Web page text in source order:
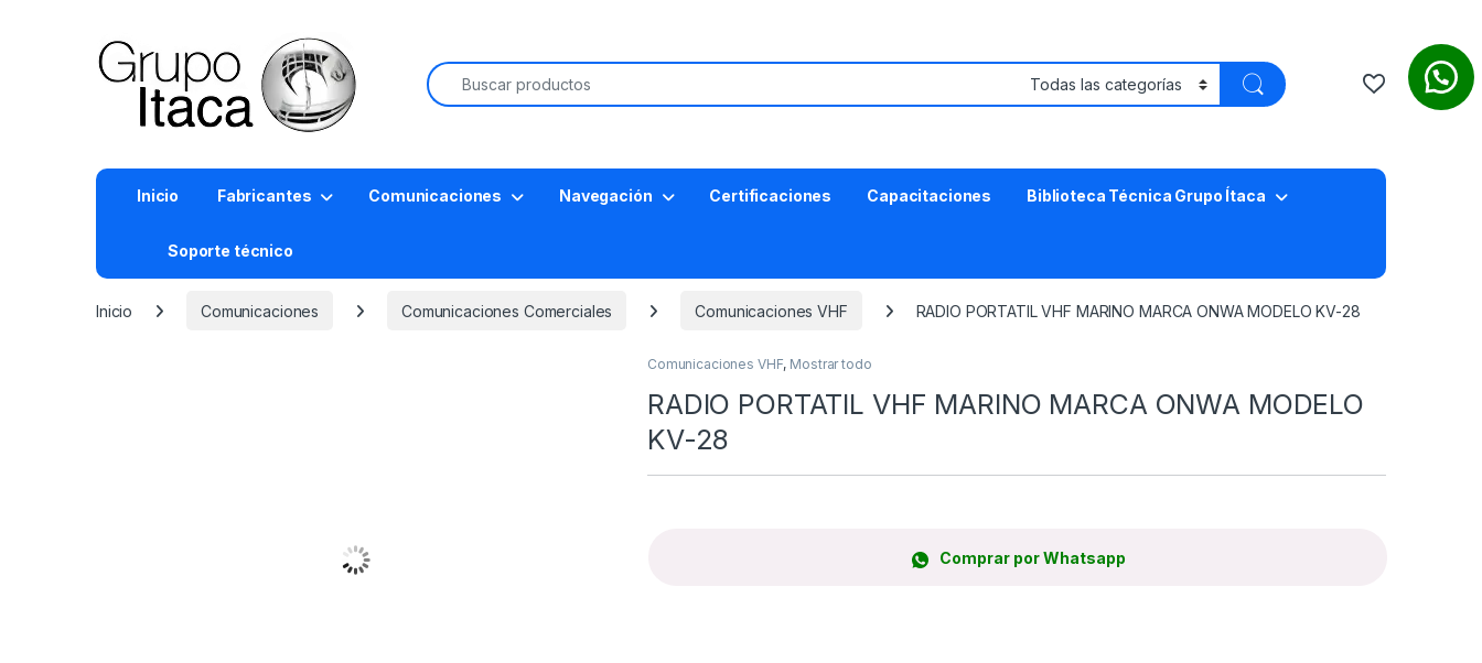
Buscar:
Inicio Fabricantes Comunicaciones Navegación Certificaciones Capacitaciones Biblioteca Técnica Grupo Ítaca
Soporte técnico
Inicio Comunicaciones Comunicaciones Comerciales Comunicaciones VHF RADIO PORTATIL VHF MARINO MARCA ONWA MODELO KV-28
Comunicaciones VHF, Mostrar todo
RADIO PORTATIL VHF MARINO MARCA ONWA MODELO
KV-28
Comprar por Whatsapp